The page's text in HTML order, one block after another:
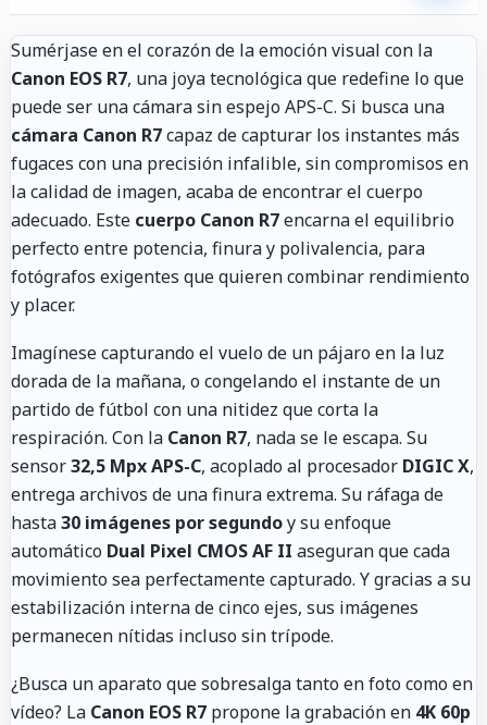
Sumérjase en el corazón de la emoción visual con la
Canon EOS R7, una joya tecnológica que redefine lo que
puede ser una cámara sin espejo APS-C. Si busca una
cámara Canon R7capaz de capturar los instantes más
fugaces con una precisión infalible, sin compromisos en
la calidad de imagen, acaba de encontrar el cuerpo
adecuado. Este cuerpo Canon R7encarna el equilibrio
perfecto entre potencia, finura y polivalencia, para
fotógrafos exigentes que quieren combinar rendimiento
y placer.
Imagínese capturando el vuelo de un pájaro en la luz
dorada de la mañana, o congelando el instante de un
partido de fútbol con una nitidez que corta la
respiración. Con la Canon R7, nada se le escapa. Su
sensor32,5 Mpx APS-C, acoplado al procesador DIGIC X,
entrega archivos de una finura extrema. Su ráfaga de
hasta30 imágenes por segundoy su enfoque
automático Dual Pixel CMOS AF II aseguran que cada
movimiento sea perfectamente capturado. Y gracias a su
estabilización interna de cinco ejes, sus imágenes
permanecen nítidas incluso sin trípode.
¿Busca un aparato que sobresalga tanto en foto como en
vídeo? La Canon EOS R7 propone la grabación en 4K 60p